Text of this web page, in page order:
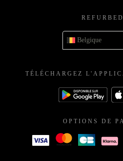
Belgique
TÉLÉCHARGEZ
OPTIONS DE